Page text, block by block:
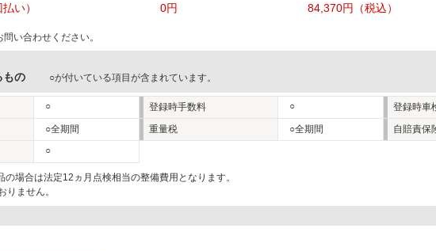
い） 0円 84,370円 （税込）
い合わせください。
もの ○が付いている項目が含まれています。
○ 登録時手数料 ○ 登録時車
○全期間 重量税 ○全期間 自賠責保
○
場合は法定12ヵ月点検相当の整備費用となります。
ません。